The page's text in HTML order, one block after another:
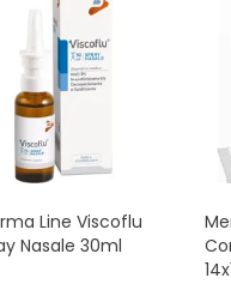
Line Viscoflu
Nasale 30ml